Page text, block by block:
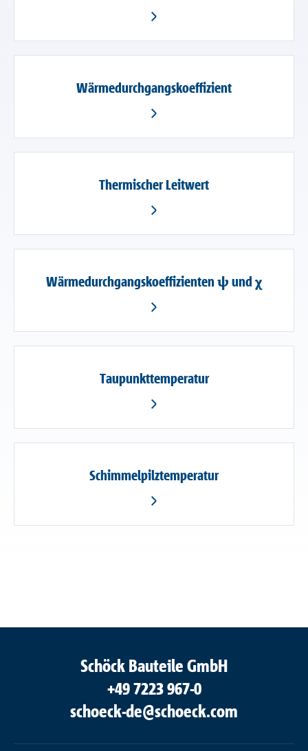
Wärmedurchgangskoeffizient
Thermischer Leitwert
Wärmedurchgangskoeffizienten ψ und χ
Taupunkttemperatur
Schimmelpilztemperatur
Schöck Bauteile GmbH
+49 7223 967-0
schoeck-de@schoeck.com